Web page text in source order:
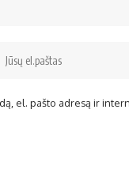
el. pašto adresą ir